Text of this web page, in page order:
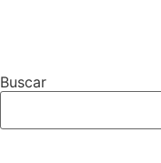
Buscar